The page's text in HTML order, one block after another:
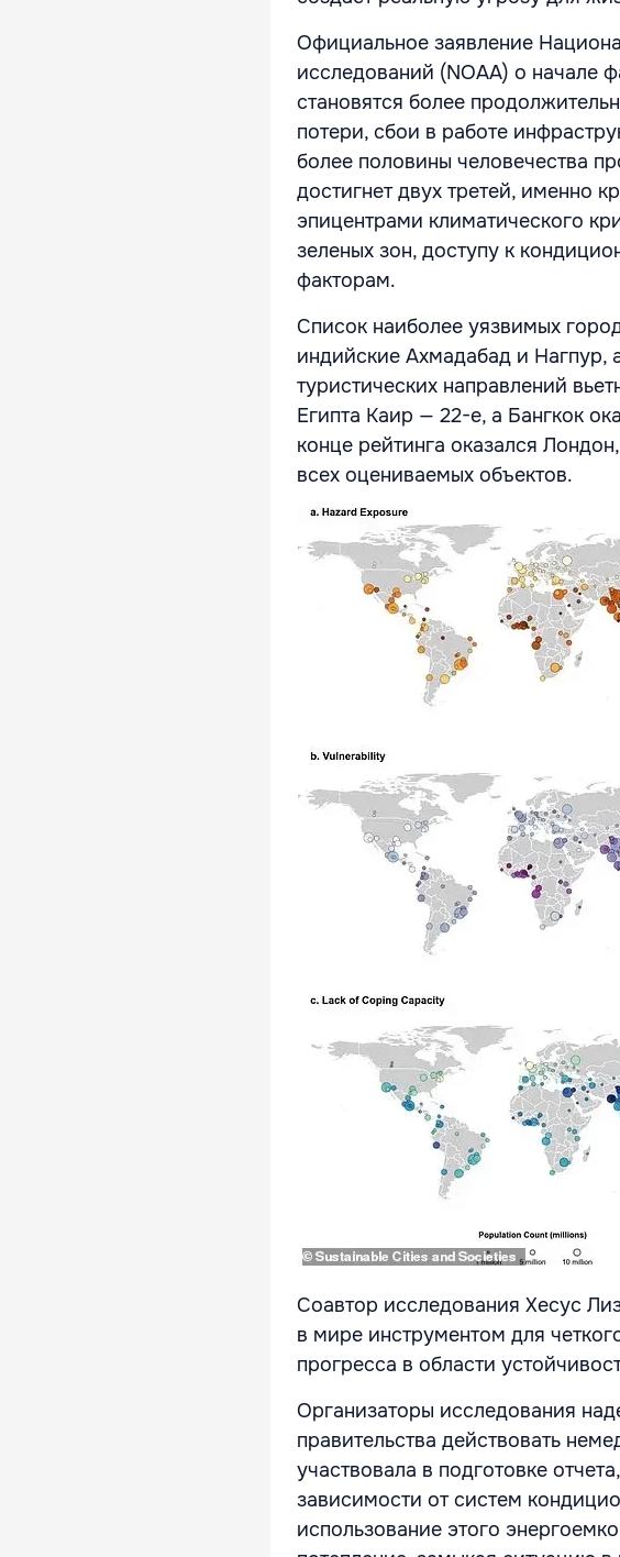
Официальное заявление
исследований (NOAA) о начале
становятся более
потери, сбои в работе
более половины человечества
достигнет двух третей, именно
эпицентрами климатического
зеленых зон, доступу к
факторам.
Список наиболее уязвимых
индийские Ахмадабад и Нагпур,
туристических направлений
Египта Каир — 22-е, а Бангкок
конце рейтинга оказался
всех оцениваемых объектов.
Соавтор исследования Хесус
в мире инструментом для
прогресса в области
Организаторы исследования
правительства действовать
участвовала в подготовке
зависимости от систем
использование этого